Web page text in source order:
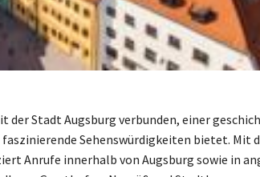
der Stadt Augsburg verbunden, einer
Sehenswürdigkeiten bietet. Mit
Anrufe innerhalb von Augsburg sowie in